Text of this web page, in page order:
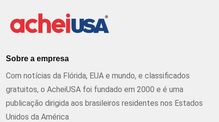
Sobre a empresa
Com notícias da Flórida, EUA e mundo, e classificados
gratuitos, o AcheiUSA foi fundado em 2000 e é uma
publicação dirigida aos brasileiros residentes nos Estados
Unidos da América